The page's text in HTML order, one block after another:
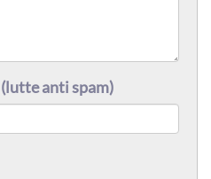
(lutte anti spam)